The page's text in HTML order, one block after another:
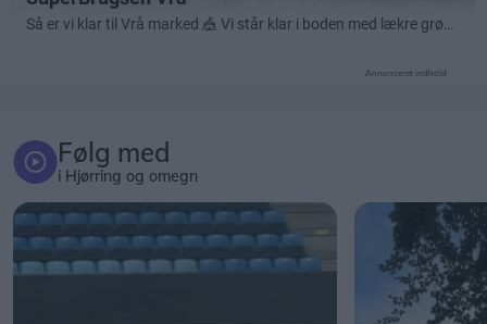
Annonceret indhold
Følg med
i Hjørring og omegn